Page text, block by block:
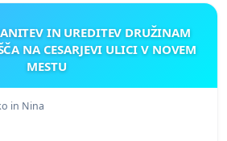
IN UREDITEV DRUŽINAM
CESARJEVI ULICI V NOVEM
MESTU
in Nina